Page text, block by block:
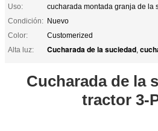
Uso:
cucharada montada granja de la
Condición: Nuevo
Color:
Customerized
Alta luz:
Cucharada de la suciedad,
Cucharada de la
tractor 3-